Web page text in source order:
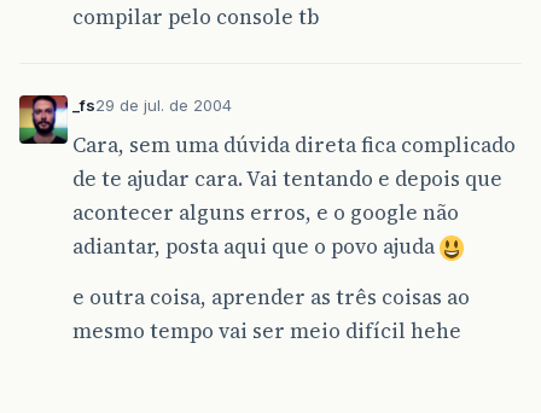
compilar pelo console tb
_fs29 de jul. de 2004
Cara, sem uma dúvida direta fica complicado
de te ajudar cara. Vai tentando e depois que
acontecer alguns erros, e o google não
adiantar, posta aqui que o povo ajuda
e outra coisa, aprender as três coisas ao
mesmo tempo vai ser meio difícil hehe